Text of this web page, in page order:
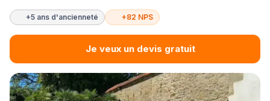
+5 ans d'ancienneté +82 NPS
Je veux un devis gratuit